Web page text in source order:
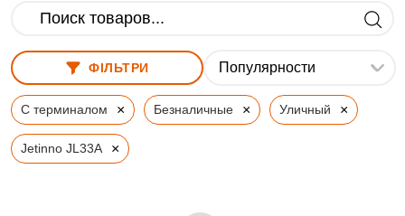
ФІЛЬТРИ
С терминалом × Безналичные × Уличный ×
Jetinno JL33A ×